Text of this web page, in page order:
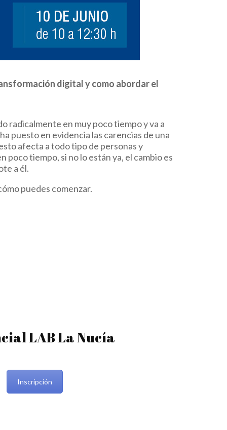
digital y como abordar el
radicalmente en muy poco tiempo y va a
puesto en evidencia las carencias de una
afecta a todo tipo de personas y
tiempo, si no lo están ya, el cambio es
a él.
puedes comenzar.
LAB La Nucía
Inscripción